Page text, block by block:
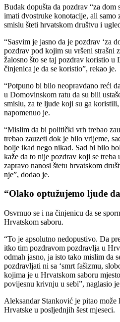
Budak dopušta da pozdrav “za dom
imati dvostruke konotacije, ali samo
smislu šteti hrvatskom društvu i
“Sasvim je jasno da je pozdrav ‘za
pozdrav pod kojim su vršeni strašni
žalosno što se taj pozdrav koristio u
činjenica je da se koristio”, rekao je.
“Potpuno bi bilo neopravdano reći
u Domovinskom ratu da su bili
smislu, za te ljude koji su ga
napomenuo je.
“Mislim da bi politički vrh trebao
trebao zauzeti dok je bilo vrijeme,
bolje ikad nego nikad. Sad bi bilo
kaže da to nije pozdrav koji se
zapravo nanosi štetu hrvatskom
nje”, dodao je.
“Olako optužujemo ljude
Osvrnuo se i na činjenicu da se
Hrvatskom saboru.
“To je apsolutno nedopustivo. Da
itko tim pozdravom pozdravlja u
odmah jasno, ja isto tako mislim da
pozdravljati ni sa ‘smrt fašizmu,
kojima je u Hrvatskom saboru
povijesnu krivnju u sebi”, naglasio
Aleksandar Stanković je pitao može
Hrvatske u posljednjih šest mjeseci.